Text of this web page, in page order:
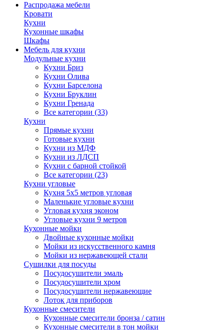
Распродажа мебели
Кровати
Кухни
Кухонные шкафы
Шкафы
Мебель для кухни
Модульные кухни
Кухни Бриз
Кухни Олива
Кухни Барселона
Кухни Бруклин
Кухни Гренада
Все категории (33)
Кухни
Прямые кухни
Готовые кухни
Кухни из МДФ
Кухни из ЛДСП
Кухни с барной стойкой
Все категории (23)
Кухни угловые
Кухня 5х5 метров угловая
Маленькие угловые кухни
Угловая кухня эконом
Угловые кухни 9 метров
Кухонные мойки
Двойные кухонные мойки
Мойки из искусственного камня
Мойки из нержавеющей стали
Сушилки для посуды
Посудосушители эмаль
Посудосушители хром
Посудосушители нержавеющие
Лоток для приборов
Кухонные смесители
Кухонные смесители бронза / сатин
Кухонные смесители в тон мойки